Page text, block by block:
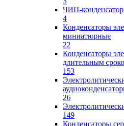
ЧИП-
4
Конденсаторы
миниатюрные
22
Конденсаторы
длительным
153
26
149
Конденсаторы